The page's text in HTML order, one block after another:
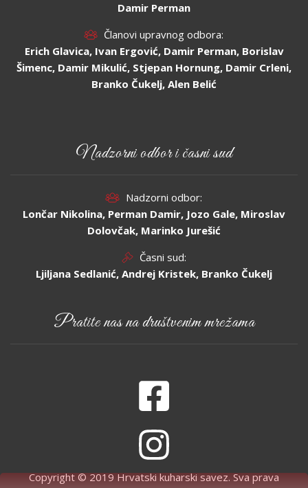
Damir Perman
Članovi upravnog odbora:
Erich Glavica, Ivan Ergović, Damir Perman, Borislav
Šimenc, Damir Mikulić, Stjepan Hornung, Damir Crleni,
Branko Čukelj, Alen Belić
Nadzorni odbor i časni sud
Nadzorni odbor:
Lončar Nikolina, Perman Damir, Jozo Gale, Miroslav
Dolovčak, Marinko Jurešić
Časni sud:
Ljiljana Sedlanić, Andrej Kristek, Branko Čukelj
Pratite nas na društvenim mrežama
Copyright © 2019 Hrvatski kuharski savez. Sva prava